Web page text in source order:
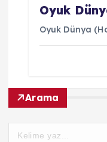
Oyuk
Oyuk Dünya
Arama